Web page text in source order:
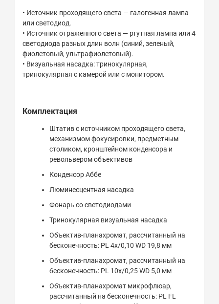
• Источник проходящего света — галогенная лампа
или светодиод.
• Источник отраженного света — ртутная лампа или 4
светодиода разных длин волн (синий, зеленый,
фиолетовый, ультрафиолетовый).
• Визуальная насадка: тринокулярная,
тринокулярная с камерой или с монитором.
Комплектация
Штатив с источником проходящего света,
механизмом фокусировки, предметным
столиком, кронштейном конденсора и
револьвером объективов
Конденсор Аббе
Люминесцентная насадка
Фонарь со светодиодами
Тринокулярная визуальная насадка
Объектив-планахромат, рассчитанный на
бесконечность: PL 4x/0,10 WD 19,8 мм
Объектив-планахромат, рассчитанный на
бесконечность: PL 10x/0,25 WD 5,0 мм
Объектив-планахромат микрофлюар,
рассчитанный на бесконечность: PL FL